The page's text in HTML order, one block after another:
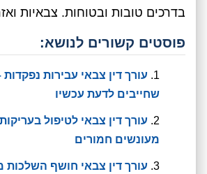
בדרכים טובות ובטוחות. צבאיות
פוסטים קשורים לנושא:
עורך דין צבאי עבירות
שחייבים לדעת עכשיו
עורך דין צבאי לטיפול
מעונשים חמורים
עורך דין צבאי חושף השלכות